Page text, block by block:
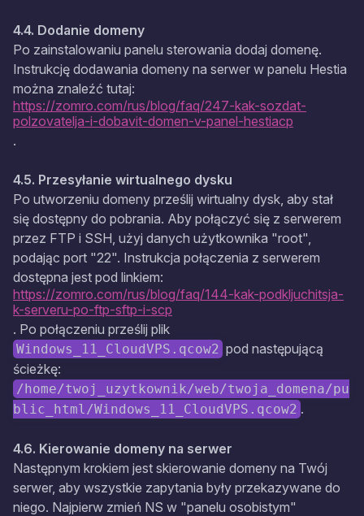
4.4. Dodanie domeny
Po zainstalowaniu panelu sterowania dodaj domenę.
Instrukcję dodawania domeny na serwer w panelu Hestia
można znaleźć tutaj:
https://zomro.com/rus/blog/faq/247-kak-sozdat-
polzovatelja-i-dobavit-domen-v-panel-hestiacp
.
4.5. Przesyłanie wirtualnego dysku
Po utworzeniu domeny prześlij wirtualny dysk, aby stał
się dostępny do pobrania. Aby połączyć się z serwerem
przez FTP i SSH, użyj danych użytkownika "root",
podając port "22". Instrukcja połączenia z serwerem
dostępna jest pod linkiem:
https://zomro.com/rus/blog/faq/144-kak-podkljuchitsja-
k-serveru-po-ftp-sftp-i-scp
. Po połączeniu prześlij plik
Windows_11_CloudVPS.qcow2 pod następującą
ścieżkę:
/home/twoj_uzytkownik/web/twoja_domena/pu
blic_html/Windows_11_CloudVPS.qcow2 .
4.6. Kierowanie domeny na serwer
Następnym krokiem jest skierowanie domeny na Twój
serwer, aby wszystkie zapytania były przekazywane do
niego. Najpierw zmień NS w "panelu osobistym"